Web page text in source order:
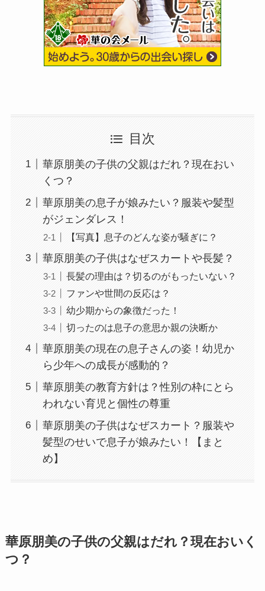
目次
華原朋美の子供の父親はだれ？現在おい
くつ？
華原朋美の息子が娘みたい？服装や髪型
がジェンダレス！
【写真】息子のどんな姿が騒ぎに？
華原朋美の子供はなぜスカートや長髪？
長髪の理由は？切るのがもったいない？
ファンや世間の反応は？
幼少期からの象徴だった！
切ったのは息子の意思か親の決断か
華原朋美の現在の息子さんの姿！幼児か
ら少年への成長が感動的？
華原朋美の教育方針は？性別の枠にとら
われない育児と個性の尊重
華原朋美の子供はなぜスカート？服装や
髪型のせいで息子が娘みたい！【まと
め】
華原朋美の子供の父親はだれ？現在おいく
つ？